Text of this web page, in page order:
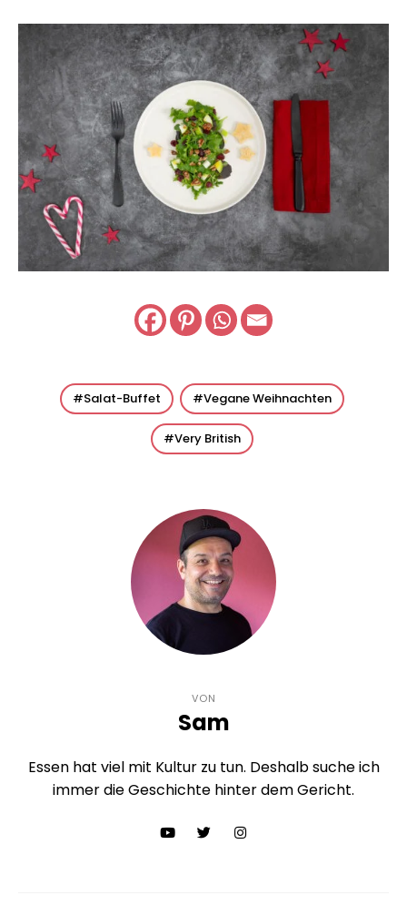
Salat-Buffet Vegane Weihnachten
Very British
VON
Sam
Essen hat viel mit Kultur zu tun. Deshalb suche ich
immer die Geschichte hinter dem Gericht.